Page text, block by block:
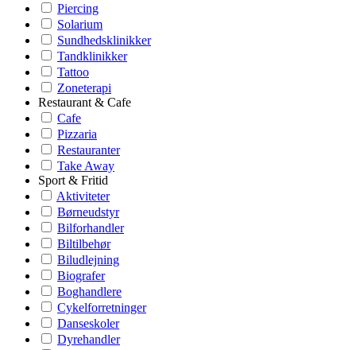
Piercing
Solarium
Sundhedsklinikker
Tandklinikker
Tattoo
Zoneterapi
Restaurant & Cafe
Cafe
Pizzaria
Restauranter
Take Away
Sport & Fritid
Aktiviteter
Børneudstyr
Bilforhandler
Biltilbehør
Biludlejning
Biografer
Boghandlere
Cykelforretninger
Danseskoler
Dyrehandler